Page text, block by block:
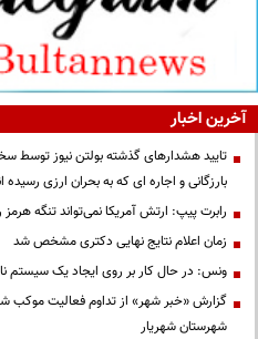
آخرین اخبار
تایید هشدارهای گذشته بولتن نیوز
بارزگانی و اجاره ای که به بحران ارزی رسیده
رابرت پیپ: ارتش آمریکا نمی‌تواند تنگه هرمز
زمان اعلام نتایج نهایی دکتری مشخص شد
ونس: در حال کار بر روی ایجاد یک سیستم
گزارش «خبر شهر» از تداوم فعالیت موکب
شهرستان شهریار